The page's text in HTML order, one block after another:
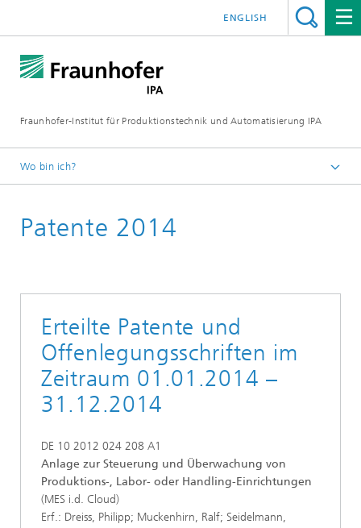
Fraunhofer-Institut für Produktionstechnik und Automatisierung IPA
ENGLISH
Wo bin ich?
Publikationen
Patente 2014
Erteilte Patente und
Offenlegungsschriften im
Zeitraum 01.01.2014 –
31.12.2014
DE 10 2012 024 208 A1
Anlage zur Steuerung und Überwachung von
Produktions-, Labor- oder Handling-Einrichtungen
(MES i.d. Cloud)
Erf.: Dreiss, Philipp; Muckenhirn, Ralf; Seidelmann,